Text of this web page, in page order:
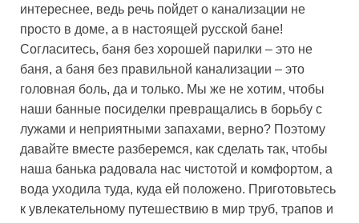
интереснее, ведь речь пойдет о канализации не
просто в доме, а в настоящей русской бане!
Согласитесь, баня без хорошей парилки – это не
баня, а баня без правильной канализации – это
головная боль, да и только. Мы же не хотим, чтобы
наши банные посиделки превращались в борьбу с
лужами и неприятными запахами, верно? Поэтому
давайте вместе разберемся, как сделать так, чтобы
наша банька радовала нас чистотой и комфортом, а
вода уходила туда, куда ей положено. Приготовьтесь
к увлекательному путешествию в мир труб, трапов и